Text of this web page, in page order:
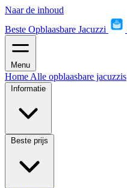
Naar de inhoud
Beste Opblaasbare Jacuzzi
Menu
Home Alle opblaasbare jacuzzis
Informatie
Beste prijs